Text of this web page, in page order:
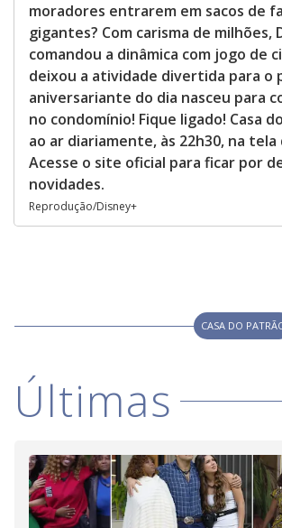
moradores entrarem em sacos de
gigantes? Com carisma de milhões,
comandou a dinâmica com jogo de
deixou a atividade divertida para o
aniversariante do dia nasceu para
no condomínio! Fique ligado! Casa
ao ar diariamente, às 22h30, na tela
Acesse o site oficial para ficar por
novidades.
Reprodução/Disney+
CASA DO
Últimas